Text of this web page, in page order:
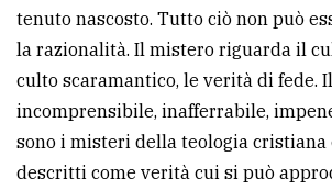
tenuto nascosto. Tutto ciò non può
la razionalità. Il mistero riguarda il
culto scaramantico, le verità di fede.
incomprensibile, inafferrabile,
sono i misteri della teologia cristiana
descritti come verità cui si può